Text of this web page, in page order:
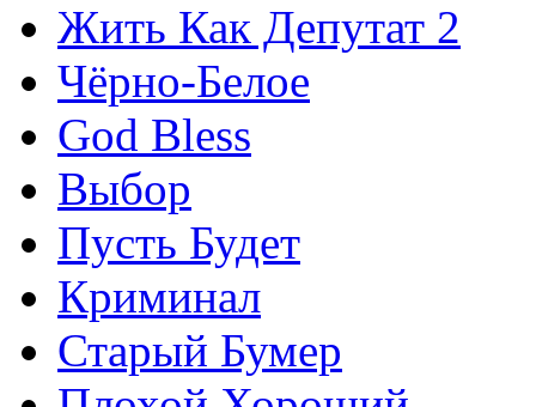
Жить Как Депутат 2
Чёрно-Белое
God Bless
Выбор
Пусть Будет
Криминал
Старый Бумер